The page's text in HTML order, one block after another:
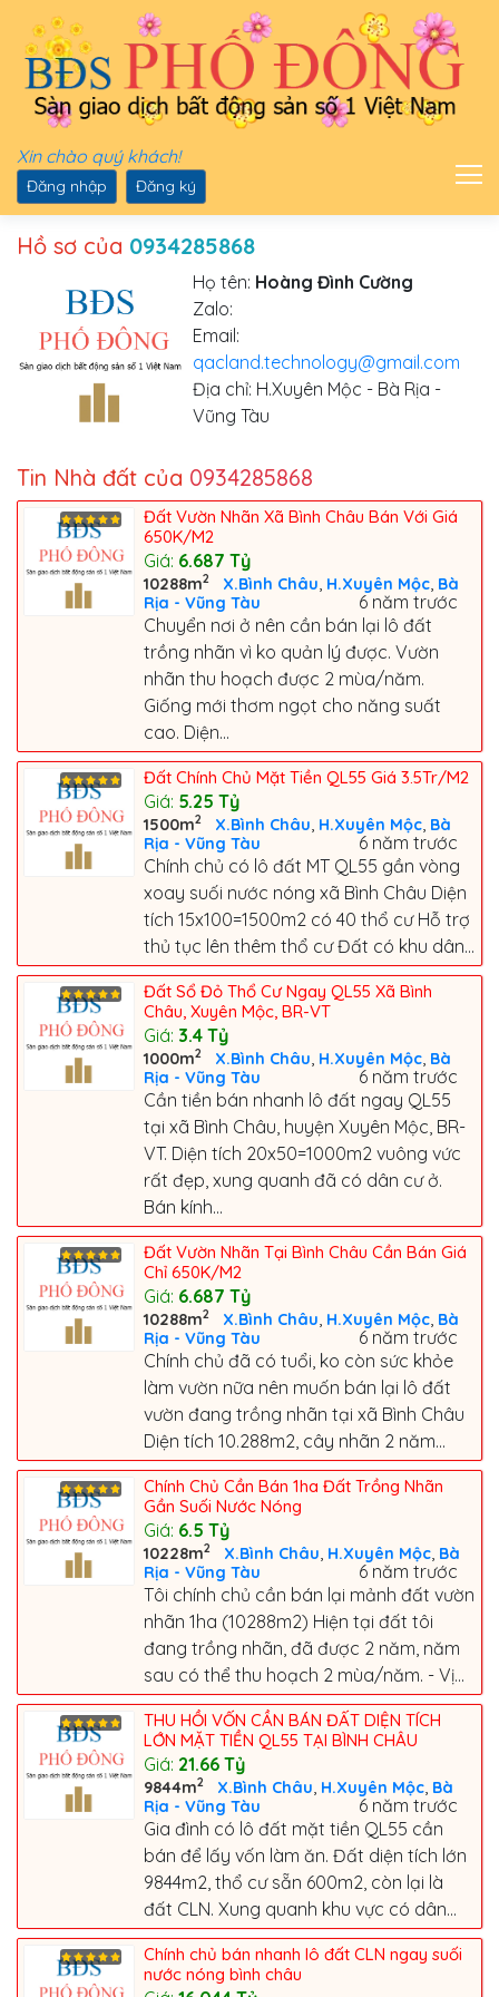
Xin chào quý khách!
Đăng nhập Đăng ký
Hồ sơ của 0934285868
Họ tên: Hoàng Đình Cường
Zalo:
Email:
qacland.technology@gmail.com
Địa chỉ: H.Xuyên Mộc - Bà Rịa -
Vũng Tàu
Tin Nhà đất của 0934285868
Đất Vườn Nhãn Xã Bình Châu Bán Với Giá
650K/M2
Giá: 6.687 Tỷ
10288m2 X.Bình Châu H.Xuyên Mộc Bà
Rịa - Vũng Tàu
6 năm trước
Chuyển nơi ở nên cần bán lại lô đất
trồng nhãn vì ko quản lý được. Vườn
nhãn thu hoạch được 2 mùa/năm.
Giống mới thơm ngọt cho năng suất
cao. Diện...
Đất Chính Chủ Mặt Tiền QL55 Giá 3.5Tr/M2
Giá: 5.25 Tỷ
1500m2 X.Bình Châu H.Xuyên Mộc Bà
Rịa - Vũng Tàu
6 năm trước
Chính chủ có lô đất MT QL55 gần vòng
xoay suối nước nóng xã Bình Châu Diện
tích 15x100=1500m2 có 40 thổ cư Hỗ trợ
thủ tục lên thêm thổ cư Đất có khu dân...
Đất Sổ Đỏ Thổ Cư Ngay QL55 Xã Bình
Châu, Xuyên Mộc, BR-VT
Giá: 3.4 Tỷ
1000m2 X.Bình Châu H.Xuyên Mộc Bà
Rịa - Vũng Tàu
6 năm trước
Cần tiền bán nhanh lô đất ngay QL55
tại xã Bình Châu, huyện Xuyên Mộc, BR-
VT. Diện tích 20x50=1000m2 vuông vức
rất đẹp, xung quanh đã có dân cư ở.
Bán kính...
Đất Vườn Nhãn Tại Bình Châu Cần Bán Giá
Chỉ 650K/M2
Giá: 6.687 Tỷ
10288m2 X.Bình Châu H.Xuyên Mộc Bà
Rịa - Vũng Tàu
6 năm trước
Chính chủ đã có tuổi, ko còn sức khỏe
làm vườn nữa nên muốn bán lại lô đất
vườn đang trồng nhãn tại xã Bình Châu
Diện tích 10.288m2, cây nhãn 2 năm...
Chính Chủ Cần Bán 1ha Đất Trồng Nhãn
Gần Suối Nước Nóng
Giá: 6.5 Tỷ
10228m2 X.Bình Châu H.Xuyên Mộc Bà
Rịa - Vũng Tàu
6 năm trước
Tôi chính chủ cần bán lại mảnh đất vườn
nhãn 1ha (10288m2) Hiện tại đất tôi
đang trồng nhãn, đã được 2 năm, năm
sau có thể thu hoạch 2 mùa/năm. - Vị...
THU HỒI VỐN CẦN BÁN ĐẤT DIỆN TÍCH
LỚN MẶT TIỀN QL55 TẠI BÌNH CHÂU
Giá: 21.66 Tỷ
9844m2 X.Bình Châu H.Xuyên Mộc Bà
Rịa - Vũng Tàu
6 năm trước
Gia đình có lô đất mặt tiền QL55 cần
bán để lấy vốn làm ăn. Đất diện tích lớn
9844m2, thổ cư sẵn 600m2, còn lại là
đất CLN. Xung quanh khu vực có dân...
Chính chủ bán nhanh lô đất CLN ngay suối
nước nóng bình châu